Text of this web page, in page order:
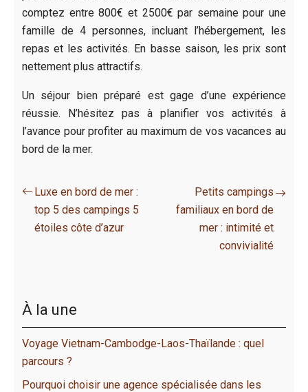
comptez entre 800€ et 2500€ par semaine pour une
famille de 4 personnes, incluant l’hébergement, les
repas et les activités. En basse saison, les prix sont
nettement plus attractifs.
Un séjour bien préparé est gage d’une expérience
réussie. N’hésitez pas à planifier vos activités à
l’avance pour profiter au maximum de vos vacances au
bord de la mer.
Luxe en bord de mer :
top 5 des campings 5
étoiles côte d’azur
Petits campings
familiaux en bord de
mer : intimité et
convivialité
À la une
Voyage Vietnam-Cambodge-Laos-Thaïlande : quel
parcours ?
Pourquoi choisir une agence spécialisée dans les